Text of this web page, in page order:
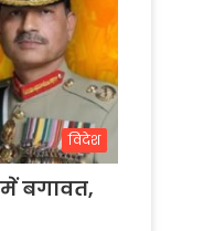
विदेश
बगावत,